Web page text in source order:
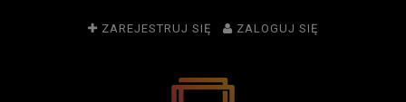
ZAREJESTRUJ SIĘ ZALOGUJ SIĘ